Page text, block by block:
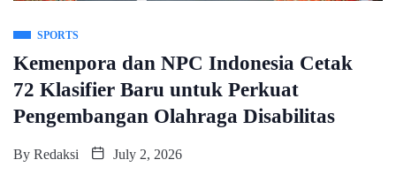
SPORTS
Kemenpora dan NPC Indonesia Cetak
72 Klasifier Baru untuk Perkuat
Pengembangan Olahraga Disabilitas
By Redaksi July 2, 2026